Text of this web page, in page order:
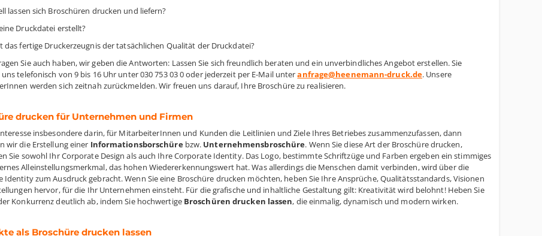
lassen sich Broschüren drucken und liefern?
Druckdatei erstellt?
das fertige Druckerzeugnis der tatsächlichen Qualität der Druckdatei?
Sie auch haben, wir geben die Antworten: Lassen Sie sich freundlich beraten und ein unverbindliches Angebot erstellen. Sie
telefonisch von 9 bis 16 Uhr unter 030 753 03 0 oder jederzeit per E-Mail unteranfrage@heenemann-druck.de. Unsere
werden sich zeitnah zurückmelden. Wir freuen uns darauf, Ihre Broschüre zu realisieren.
drucken für Unternehmen und Firmen
insbesondere darin, für MitarbeiterInnen und Kunden die Leitlinien und Ziele Ihres Betriebes zusammenzufassen, dann
wir die Erstellung einer Informationsborschürebzw. Unternehmensbroschüre. Wenn Sie diese Art der Broschüre drucken,
Sie sowohl Ihr Corporate Design als auch Ihre Corporate Identity. Das Logo, bestimmte Schriftzüge und Farben ergeben ein stimmiges
Alleinstellungsmerkmal, das hohen Wiedererkennungswert hat. Was allerdings die Menschen damit verbinden, wird über die
Identity zum Ausdruck gebracht. Wenn Sie eine Broschüre drucken möchten, heben Sie Ihre Ansprüche, Qualitätsstandards, Visionen
hervor, für die Ihr Unternehmen einsteht. Für die grafische und inhaltliche Gestaltung gilt: Kreativität wird belohnt! Heben Sie
Konkurrenz deutlich ab, indem Sie hochwertige Broschüren drucken lassen, die einmalig, dynamisch und modern wirken.
als Broschüre drucken lassen